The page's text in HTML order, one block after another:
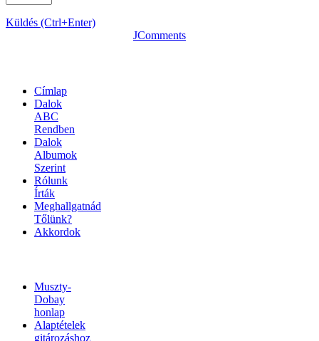
Küldés (Ctrl+Enter)
JComments
Címlap
Dalok
ABC
Rendben
Dalok
Albumok
Szerint
Rólunk
Írták
Meghallgatnád
Tőlünk?
Akkordok
Muszty-
Dobay
honlap
Alaptételek
gitározáshoz